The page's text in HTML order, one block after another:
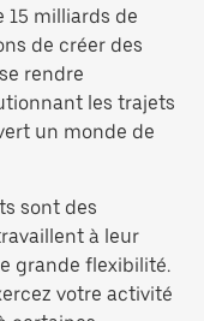
15 milliards de
de créer des
rendre
les trajets
un monde de
sont des
à leur
grande flexibilité.
votre activité